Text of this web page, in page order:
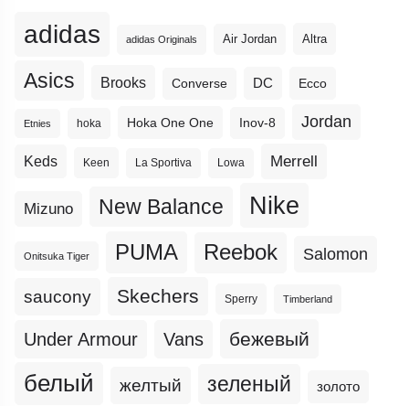
adidas adidas Originals Air Jordan Altra
Asics Brooks Converse DC Ecco
Etnies hoka Hoka One One Inov-8 Jordan
Keds Keen La Sportiva Lowa Merrell
Mizuno New Balance Nike
Onitsuka Tiger PUMA Reebok Salomon
saucony Skechers Sperry Timberland
Under Armour Vans бежевый
белый желтый зеленый золото